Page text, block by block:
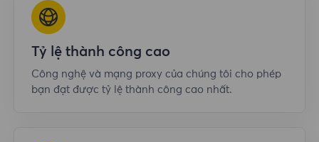
Tỷ lệ thành công cao
Công nghệ và mạng proxy của chúng tôi cho phép
bạn đạt được tỷ lệ thành công cao nhất.